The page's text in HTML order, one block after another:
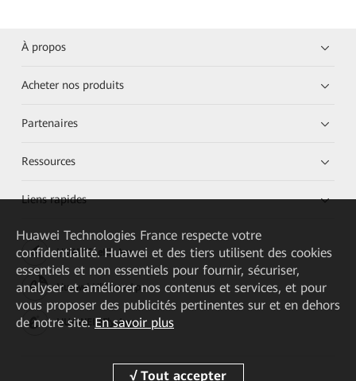
À propos
Acheter nos produits
Partenaires
Ressources
Liens rapides
HUAWEI eKit App
Huawei HiKnow App
HUAWEI eFly App
Huawei Technologies France respecte votre
confidentialité. Huawei et des tiers utilisent des cookies
essentiels et non essentiels pour fournir, sécuriser,
analyser et améliorer nos contenus et services, et pour
vous proposer des publicités pertinentes sur et en dehors
de notre site. En savoir plus